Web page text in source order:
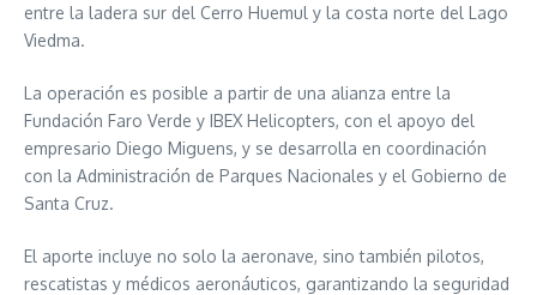
entre la ladera sur del Cerro Huemul y la costa norte del Lago
Viedma.
La operación es posible a partir de una alianza entre la
Fundación Faro Verde y IBEX Helicopters, con el apoyo del
empresario Diego Miguens, y se desarrolla en coordinación
con la Administración de Parques Nacionales y el Gobierno de
Santa Cruz.
El aporte incluye no solo la aeronave, sino también pilotos,
rescatistas y médicos aeronáuticos, garantizando la seguridad